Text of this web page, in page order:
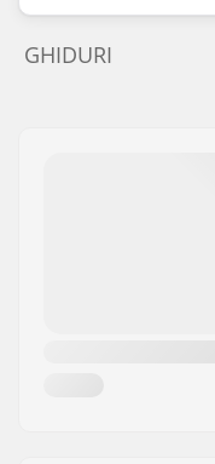
GHIDURI